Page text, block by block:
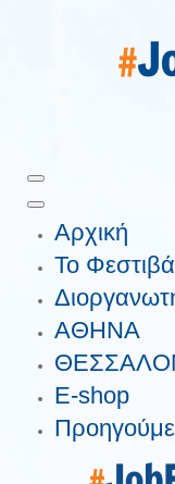
Αρχική
Το
ΑΘΗΝΑ
E-shop